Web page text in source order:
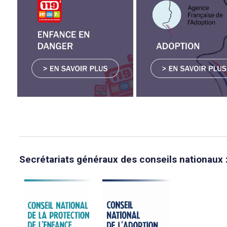
Secrétariats généraux des conseils nationaux